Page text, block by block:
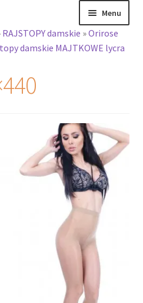
Menu
RAJSTOPY damskie »Orirose
damskie MAJTKOWE lycra